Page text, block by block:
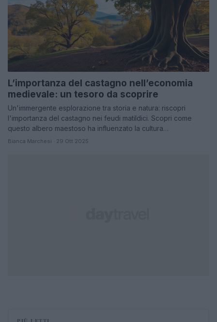
L’importanza del castagno nell’economia
medievale: un tesoro da scoprire
Un'immergente esplorazione tra storia e natura: riscopri
l'importanza del castagno nei feudi matildici. Scopri come
questo albero maestoso ha influenzato la cultura…
Bianca Marchesi · 29 Ott 2025